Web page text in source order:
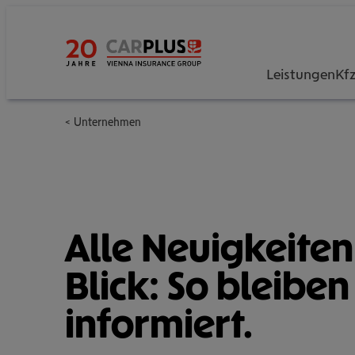
Leistungen
Unternehmen
Alle
Blick: So bleiben
infor­miert.